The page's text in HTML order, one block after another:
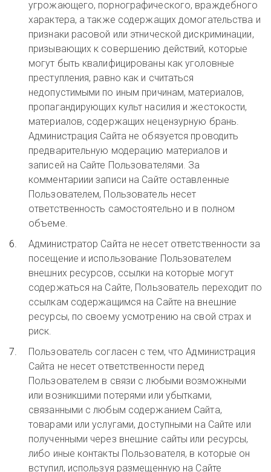
угрожающего, порнографического, враждебного
характера, а также содержащих домогательства и
признаки расовой или этнической дискриминации,
призывающих к совершению действий, которые
могут быть квалифицированы как уголовные
преступления, равно как и считаться
недопустимыми по иным причинам, материалов,
пропагандирующих культ насилия и жестокости,
материалов, содержащих нецензурную брань.
Администрация Сайта не обязуется проводить
предварительную модерацию материалов и
записей на Сайте Пользователями. За
комментариии записи на Сайте оставленные
Пользователем, Пользователь несет
ответственность самостоятельно и в полном
объеме.
Администратор Сайта не несет ответственности за
посещение и использование Пользователем
внешних ресурсов, ссылки на которые могут
содержаться на Сайте, Пользователь переходит по
ссылкам содержащимся на Сайте на внешние
ресурсы, по своему усмотрению на свой страх и
риск.
Пользователь согласен с тем, что Администрация
Сайта не несет ответственности перед
Пользователем в связи с любыми возможными
или возникшими потерями или убытками,
связанными с любым содержанием Сайта,
товарами или услугами, доступными на Сайте или
полученными через внешние сайты или ресурсы,
либо иные контакты Пользователя, в которые он
вступил, используя размещенную на Сайте